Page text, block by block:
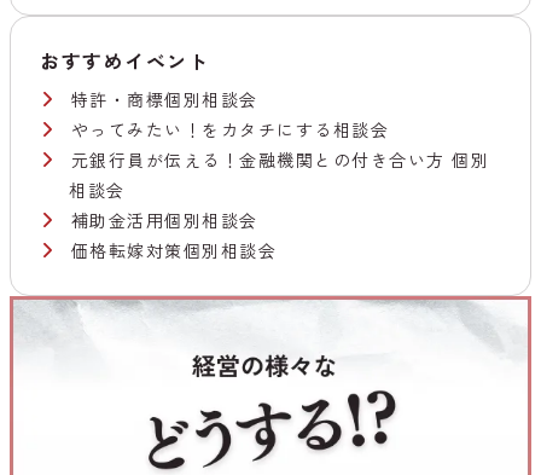
おすすめイベント
特許・商標個別相談会
やってみたい！をカタチにする相談会
元銀行員が伝える！金融機関との付き合い方 個別
相談会
補助金活用個別相談会
価格転嫁対策個別相談会